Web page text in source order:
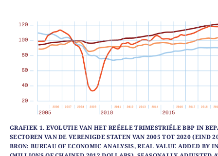
GRAFIEK 1. EVOLUTIE VAN HET REËELE TRIMESTRIËLE BBP IN
SECTOREN VAN DE VERENIGDE STATEN VAN 2005 TOT 2020 (EIND
BRON: BUREAU OF ECONOMIC ANALYSIS, REAL VALUE ADDED BY